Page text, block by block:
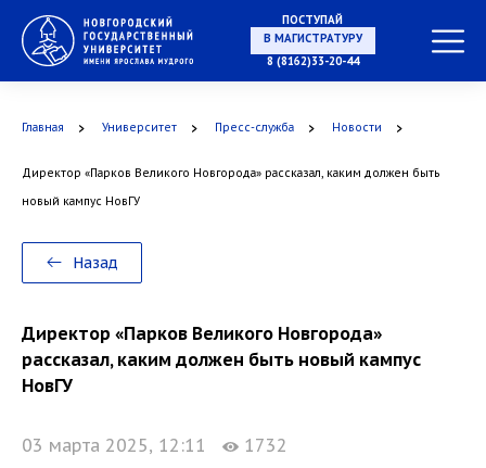
ПОСТУПАЙ
В МАГИСТРАТУРУ
В АСПИРАНТУРУ
8 (8162)33-20-44
Главная Университет Пресс-служба Новости
Директор «Парков Великого Новгорода» рассказал, каким должен быть
новый кампус НовГУ
Назад
Директор «Парков Великого Новгорода»
рассказал, каким должен быть новый кампус
НовГУ
03 марта 2025, 12:11 1732